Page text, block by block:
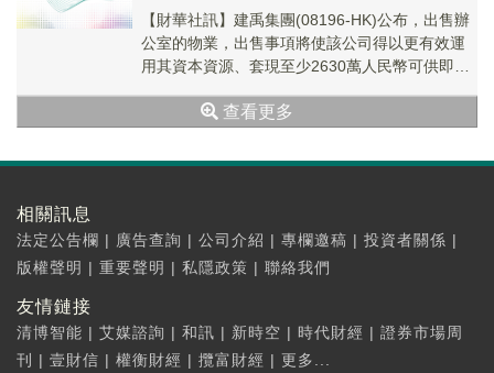
【財華社訊】建禹集團(08196-HK)公布，出售辦
公室的物業，出售事項將使該公司得以更有效運
用其資本資源、套現至少2630萬人民幣可供即時
查看更多
相關訊息
法定公告欄 | 廣告查詢 | 公司介紹 | 專欄邀稿 | 投資者關係 |
版權聲明 | 重要聲明 | 私隱政策 | 聯絡我們
友情鏈接
清博智能 | 艾媒諮詢 | 和訊 | 新時空 | 時代財經 | 證券市場周
刊
| 壹財信 | 權衡財經 | 攬富財經 | 更多...